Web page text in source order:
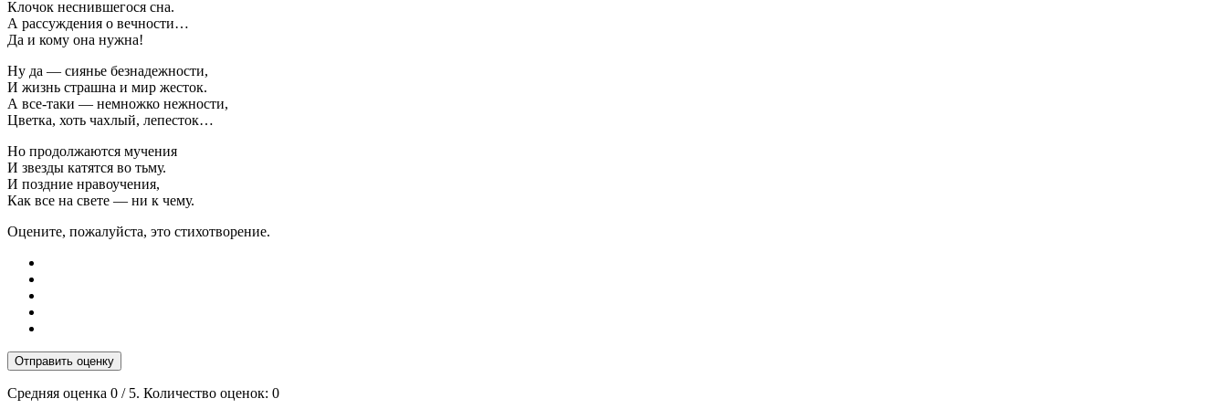
Клочок неснившегося сна.
А рассуждения о вечности…
Да и кому она нужна!
Ну да — сиянье безнадежности,
И жизнь страшна и мир жесток.
А все-таки — немножко нежности,
Цветка, хоть чахлый, лепесток…
Но продолжаются мучения
И звезды катятся во тьму.
И поздние нравоучения,
Как все на свете — ни к чему.
Оцените, пожалуйста, это стихотворение.
Отправить оценку
Средняя оценка 0 / 5. Количество оценок: 0